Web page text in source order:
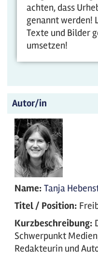
achten, dass
genannt werden!
Texte und Bilder
umsetzen!
Autor/in
Name: Tanja
Titel / Position:
Kurzbeschreibung:
Schwerpunkt
Redakteurin und